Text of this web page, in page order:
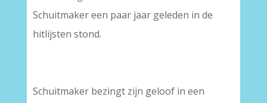
Schuitmaker een paar jaar geleden in de
hitlijsten stond.
Schuitmaker bezingt zijn geloof in een